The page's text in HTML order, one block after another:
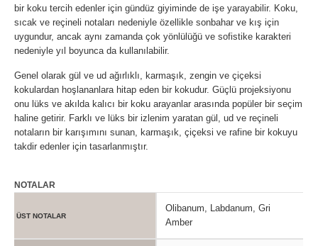
bir koku tercih edenler için gündüz giyiminde de işe yarayabilir. Koku,
sıcak ve reçineli notaları nedeniyle özellikle sonbahar ve kış için
uygundur, ancak aynı zamanda çok yönlülüğü ve sofistike karakteri
nedeniyle yıl boyunca da kullanılabilir.
Genel olarak gül ve ud ağırlıklı, karmaşık, zengin ve çiçeksi
kokulardan hoşlananlara hitap eden bir kokudur. Güçlü projeksiyonu
onu lüks ve akılda kalıcı bir koku arayanlar arasında popüler bir seçim
haline getirir. Farklı ve lüks bir izlenim yaratan gül, ud ve reçineli
notaların bir karışımını sunan, karmaşık, çiçeksi ve rafine bir kokuyu
takdir edenler için tasarlanmıştır.
NOTALAR
ÜST NOTALAR
Olibanum, Labdanum, Gri
Amber